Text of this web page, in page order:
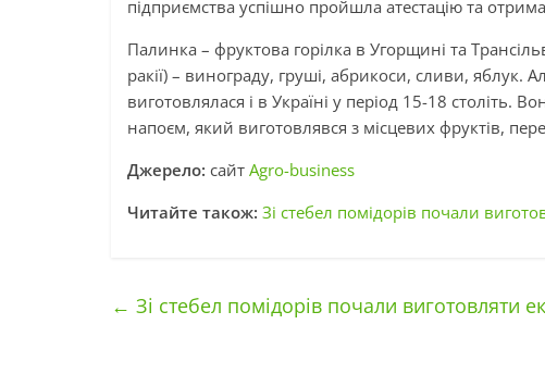
підприємства успішно пройшла атестацію та
Палинка – фруктова горілка в Угорщині та
ракії) – винограду, груші, абрикоси, сливи, яблук.
виготовлялася і в Україні у період 15-18
напоєм, який виготовлявся з місцевих фруктів,
Джерело: сайт Agro-business
Читайте також: Зі стебел помідорів почали
← Зі стебел помідорів почали виготовляти